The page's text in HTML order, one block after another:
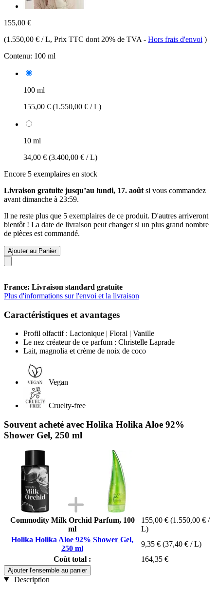
155,00 €
(1.550,00 € / L, Prix TTC dont 20% de TVA - Hors frais d'envoi )
Contenu: 100 ml
100 ml
155,00 € (1.550,00 € / L)
10 ml
34,00 € (3.400,00 € / L)
Encore 5 exemplaires en stock
Livraison gratuite jusqu’au lundi, 17. août si vous commandez
avant dimanche à 23:59.
Il ne reste plus que 5 exemplaires de ce produit. D'autres arriveront
bientôt ! La date de livraison peut changer si un plus grand nombre
de pièces est commandé.
Ajouter au Panier
France: Livraison standard gratuite
Plus d'informations sur l'envoi et la livraison
Caractéristiques et avantages
Profil olfactif : Lactonique | Floral | Vanille
Le nez créateur de ce parfum : Christelle Laprade
Lait, magnolia et crème de noix de coco
Vegan
Cruelty-free
Souvent acheté avec Holika Holika Aloe 92%
Shower Gel, 250 ml
Commodity Milk Orchid Parfum, 100
ml
155,00 € (1.550,00 € /
L)
Holika Holika Aloe 92% Shower Gel,
250 ml
9,35 € (37,40 € / L)
Coût total :
164,35 €
Ajouter l'ensemble au panier
Description